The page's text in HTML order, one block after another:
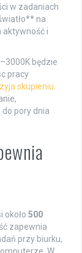
w zadaniach
na
aktywność i
będzie
pracy
skupieniu
pory dnia
około 500
zapewnia
przy biurku,
W